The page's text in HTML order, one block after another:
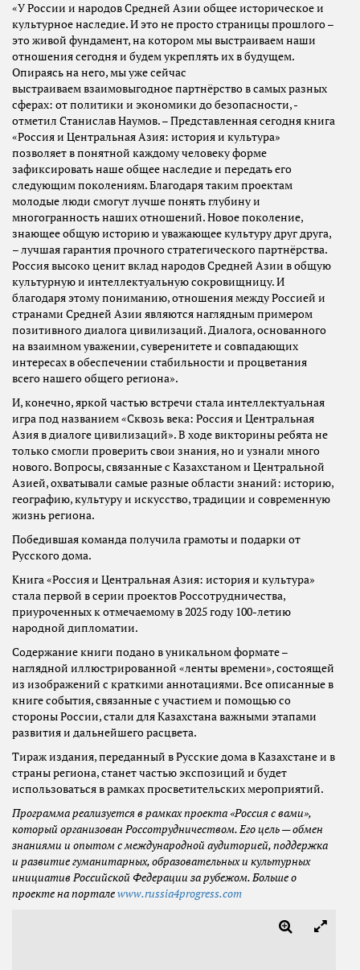
«У России и народов Средней Азии общее историческое и
культурное наследие. И это не просто страницы прошлого –
это живой фундамент, на котором мы выстраиваем наши
отношения сегодня и будем укреплять их в будущем.
Опираясь на него, мы уже сейчас
выстраиваем взаимовыгодное партнёрство в самых разных
сферах: от политики и экономики до безопасности, -
отметил Станислав Наумов. – Представленная сегодня книга
«Россия и Центральная Азия: история и культура»
позволяет в понятной каждому человеку форме
зафиксировать наше общее наследие и передать его
следующим поколениям. Благодаря таким проектам
молодые люди смогут лучше понять глубину и
многогранность наших отношений. Новое поколение,
знающее общую историю и уважающее культуру друг друга,
– лучшая гарантия прочного стратегического партнёрства.
Россия высоко ценит вклад народов Средней Азии в общую
культурную и интеллектуальную сокровищницу. И
благодаря этому пониманию, отношения между Россией и
странами Средней Азии являются наглядным примером
позитивного диалога цивилизаций. Диалога, основанного
на взаимном уважении, суверенитете и совпадающих
интересах в обеспечении стабильности и процветания
всего нашего общего региона».
И, конечно, яркой частью встречи стала интеллектуальная
игра под названием «Сквозь века: Россия и Центральная
Азия в диалоге цивилизаций». В ходе викторины ребята не
только смогли проверить свои знания, но и узнали много
нового. Вопросы, связанные с Казахстаном и Центральной
Азией, охватывали самые разные области знаний: историю,
географию, культуру и искусство, традиции и современную
жизнь региона.
Победившая команда получила грамоты и подарки от
Русского дома.
Книга «Россия и Центральная Азия: история и культура»
стала первой в серии проектов Россотрудничества,
приуроченных к отмечаемому в 2025 году 100-летию
народной дипломатии.
Содержание книги подано в уникальном формате –
наглядной иллюстрированной «ленты времени», состоящей
из изображений с краткими аннотациями. Все описанные в
книге события, связанные с участием и помощью со
стороны России, стали для Казахстана важными этапами
развития и дальнейшего расцвета.
Тираж издания, переданный в Русские дома в Казахстане и в
страны региона, станет частью экспозиций и будет
использоваться в рамках просветительских мероприятий.
Программа реализуется в рамках проекта «Россия с вами»,
который организован Россотрудничеством. Его цель — обмен
знаниями и опытом с международной аудиторией, поддержка
и развитие гуманитарных, образовательных и культурных
инициатив Российской Федерации за рубежом. Больше о
проекте на порталеwww.russia4progress.com